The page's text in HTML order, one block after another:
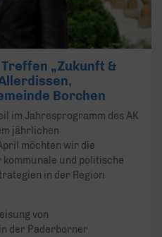
„Zukunft &
Borchen
im Jahresprogramm des AK
jährlichen
möchten wir die
kommunale und politische
in der Region
von
der Paderborner